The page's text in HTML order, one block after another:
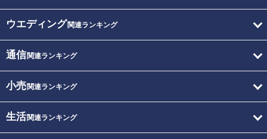
ウエディング関連ランキング
通信関連ランキング
小売関連ランキング
生活関連ランキング